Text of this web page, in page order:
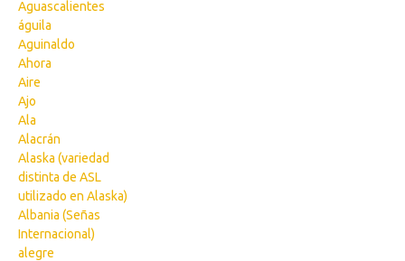
Aguascalientes
águila
Aguinaldo
Ahora
Aire
Ajo
Ala
Alacrán
Alaska (variedad
distinta de ASL
utilizado en Alaska)
Albania (Señas
Internacional)
alegre